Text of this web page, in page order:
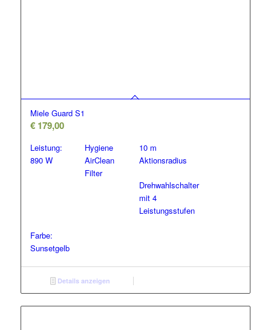
Miele Guard S1
€179,00
Leistung:
890 W
Hygiene
AirClean
Filter
10 m
Aktionsradius
Drehwahlschalter
mit 4
Leistungsstufen
Farbe:
Sunsetgelb
Details anzeigen